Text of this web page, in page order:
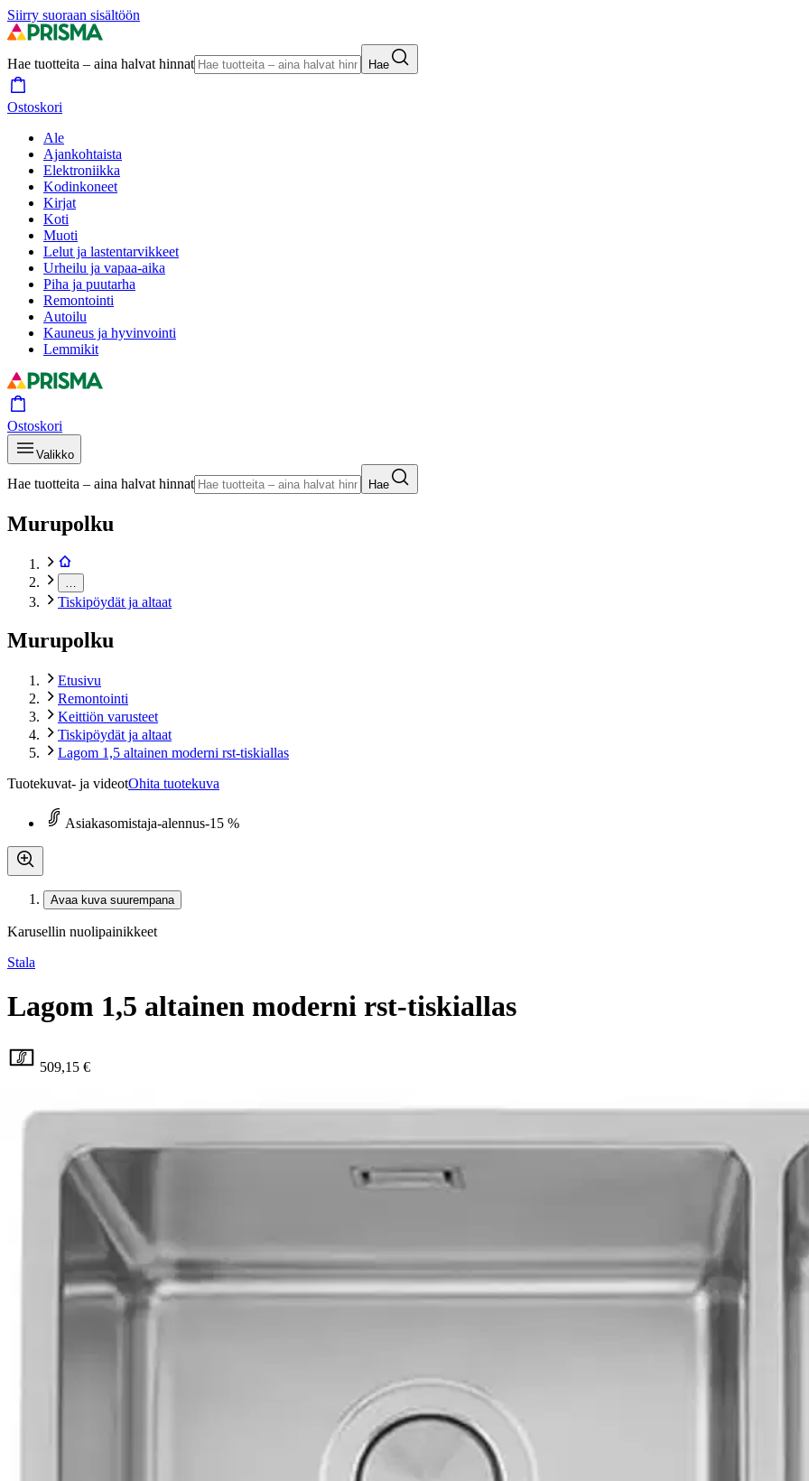
Siirry suoraan sisältöön
Hae tuotteita – aina halvat hinnat Hae
Ostoskori
Ale
Ajankohtaista
Elektroniikka
Kodinkoneet
Kirjat
Koti
Muoti
Lelut ja lastentarvikkeet
Urheilu ja vapaa-aika
Piha ja puutarha
Remontointi
Autoilu
Kauneus ja hyvinvointi
Lemmikit
Ostoskori
Valikko
Hae tuotteita – aina halvat hinnat Hae
Murupolku
Tiskipöydät ja altaat
Murupolku
Etusivu
Remontointi
Keittiön varusteet
Tiskipöydät ja altaat
Lagom 1,5 altainen moderni rst-tiskiallas
Tuotekuvat- ja videotOhita tuotekuva
Asiakasomistaja-alennus-15 %
Avaa kuva suurempana
Karusellin nuolipainikkeet
Stala
Lagom 1,5 altainen moderni rst-tiskiallas
509,15 €
Verkkokaupan hinta
Valitse toimitustapa
Nouto myymälästä
Ei saatavilla
Ilmainen toimitus yli 100 €:n tilauksille Postin pakettiautomaattiin tai